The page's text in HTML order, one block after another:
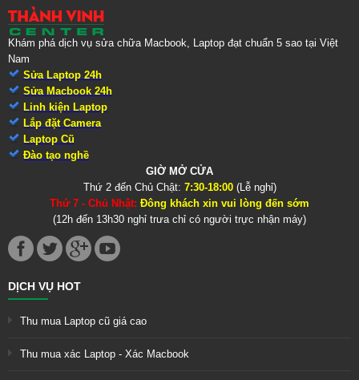
Khám phá dịch vụ sửa chữa Macbook, Laptop đạt chuẩn 5 sao tại Việt
Nam
Sửa Laptop 24h
Sửa Macbook 24h
Linh kiện Laptop
Lắp đặt Camera
Laptop Cũ
Đào tạo nghề
GIỜ MỞ CỬA
Thứ 2 đến Chủ Chật: 7:30-18:00(Lễ nghỉ)
Thứ 7 - Chủ Nhật: Đông khách xin vui lòng đến sớm
(12h đến 13h30 nghỉ trưa chỉ có người trực nhận máy)
DỊCH VỤ HOT
Thu mua Laptop cũ giá cao
Thu mua xác Laptop - Xác Macbook